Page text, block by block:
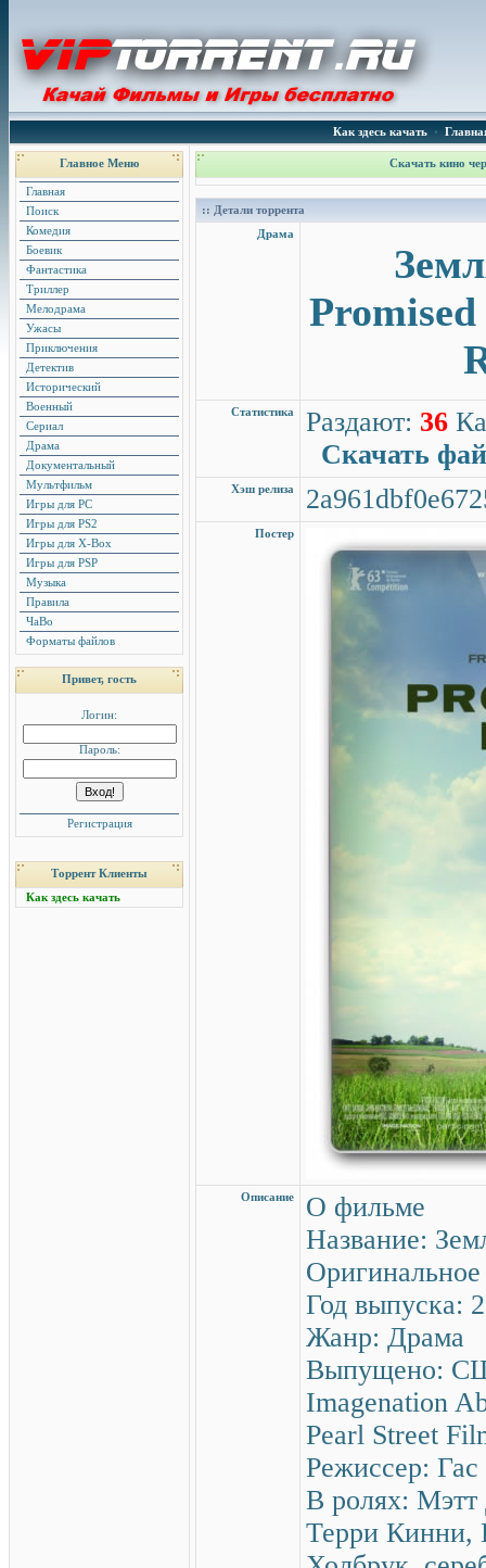
Как здесь качать•
Главное Меню
Главная
Поиск
Комедия
Боевик
Фантастика
Триллер
Мелодрама
Ужасы
Приключения
Детектив
Исторический
Военный
Сериал
Драма
Документальный
Мультфильм
Игры для PC
Игры для PS2
Игры для X-Box
Игры для PSP
Музыка
Правила
ЧаВо
Форматы файлов
Привет, гость
Логин:
Пароль:
Регистрация
Торрент Клиенты
Как здесь качать
Скачать кино
:: Детали торрента
Драма
Статистика Раздают: 36
Скачать
Хэш релиза
Постер
Описание
О фильме
Название:
Год выпуска:
Жанр: Драма
Выпущено:
Imagenation
Pearl Street
Режиссер:
В ролях:
Терри Кинни,